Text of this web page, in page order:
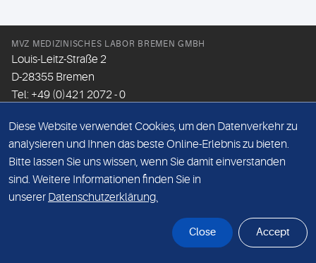
MVZ MEDIZINISCHES LABOR BREMEN GMBH
Louis-Leitz-Straße 2
D-28355 Bremen
Tel: +49 (0)421 2072 - 0
Email:info@mlhb.de
DATENSCHUTZ
IMPRESSUM
Diese Website verwendet Cookies, um den Datenverkehr zu
analysieren und Ihnen das beste Online-Erlebnis zu bieten.
Bitte lassen Sie uns wissen, wenn Sie damit einverstanden
sind. Weitere Informationen finden Sie in
unserer Datenschutzerklärung.
Close Accept